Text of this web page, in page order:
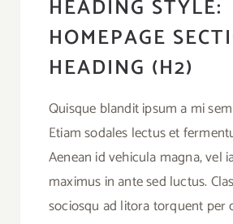
HEADING STYLE:
HOMEPAGE
HEADING (H2)
Quisque blandit ipsum a mi
Etiam sodales lectus et
Aenean id vehicula magna, vel
maximus in ante sed luctus.
sociosqu ad litora torquent per